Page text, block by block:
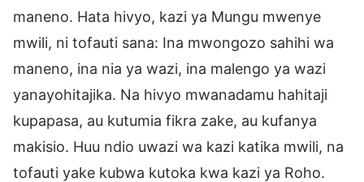
maneno. Hata hivyo, kazi ya Mungu mwenye
mwili, ni tofauti sana: Ina mwongozo sahihi wa
maneno, ina nia ya wazi, ina malengo ya wazi
yanayohitajika. Na hivyo mwanadamu hahitaji
kupapasa, au kutumia fikra zake, au kufanya
makisio. Huu ndio uwazi wa kazi katika mwili, na
tofauti yake kubwa kutoka kwa kazi ya Roho.